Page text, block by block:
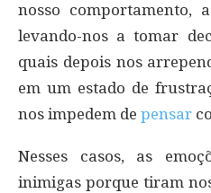
nosso comportamento,
levando-nos a tomar
quais depois nos
em um estado de
nos impedem de pensar
Nesses casos, as
inimigas porque tiram